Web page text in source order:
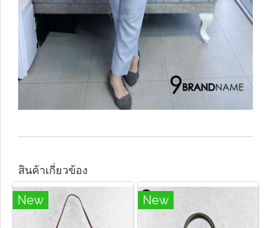
สินค้าเกี่ยวข้อง
New New